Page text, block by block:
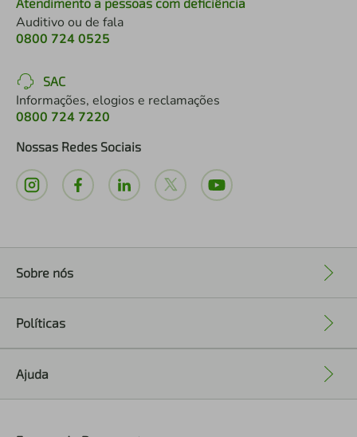
Auditivo ou de fala
0800 724 0525
SAC
Informações, elogios e reclamações
0800 724 7220
Nossas Redes Sociais
Sobre nós
Políticas
Ajuda